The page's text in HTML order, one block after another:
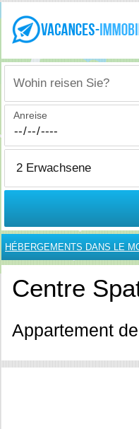
Wohin reisen Sie?
Anreise
HÉBERGEMENTS DANS LE
Centre
Appartement